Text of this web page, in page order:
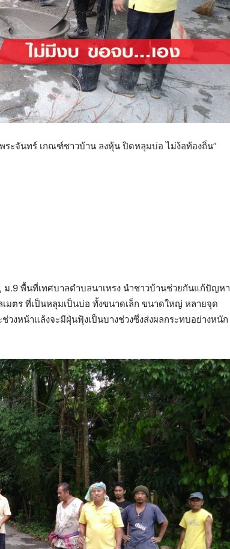
ะจันทร์ เกณฑ์ชาวบ้าน ลงหุ้น ปิดหลุมบ่อ ไม่ง้อท้องถิ่น”
.9 พื้นที่เทศบาลตำบลนาเหรง นำชาวบ้านช่วยกันแก้ปัญหา
มตร ที่เป็นหลุมเป็นบ่อ ทั้งขนาดเล็ก ขนาดใหญ่ หลายจุด
วงหน้าแล้งจะมีฝุ่นฟุ้งเป็นบางช่วงซึ่งส่งผลกระทบอย่างหนัก